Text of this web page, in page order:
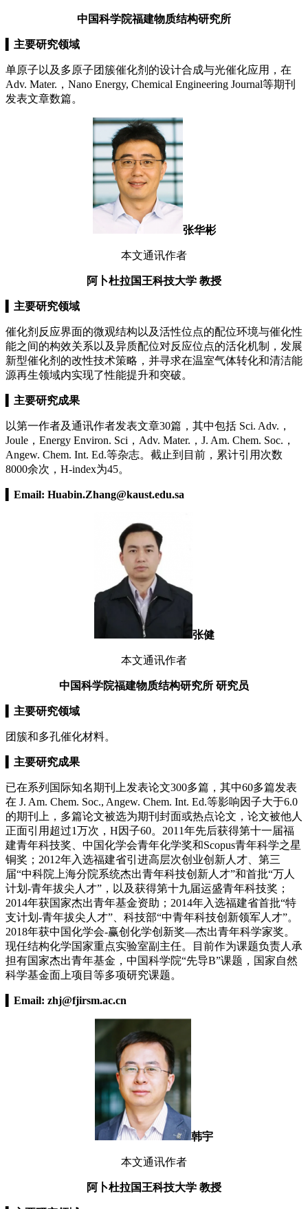
中国科学院福建物质结构研究所
主要研究领域
单原子以及多原子团簇催化剂的设计合成与光催化应用，在
Adv. Mater.，Nano Energy, Chemical Engineering Journal等期刊
发表文章数篇。
张华彬
本文通讯作者
阿卜杜拉国王科技大学 教授
主要研究领域
催化剂反应界面的微观结构以及活性位点的配位环境与催化性
能之间的构效关系以及异质配位对反应位点的活化机制，发展
新型催化剂的改性技术策略，并寻求在温室气体转化和清洁能
源再生领域内实现了性能提升和突破。
主要研究成果
以第一作者及通讯作者发表文章30篇，其中包括 Sci. Adv.，
Joule，Energy Environ. Sci，Adv. Mater.，J. Am. Chem. Soc.，
Angew. Chem. Int. Ed.等杂志。截止到目前，累计引用次数
8000余次，H-index为45。
Email: Huabin.Zhang@kaust.edu.sa
张健
本文通讯作者
中国科学院福建物质结构研究所 研究员
主要研究领域
团簇和多孔催化材料。
主要研究成果
已在系列国际知名期刊上发表论文300多篇，其中60多篇发表
在 J. Am. Chem. Soc., Angew. Chem. Int. Ed.等影响因子大于6.0
的期刊上，多篇论文被选为期刊封面或热点论文，论文被他人
正面引用超过1万次，H因子60。2011年先后获得第十一届福
建青年科技奖、中国化学会青年化学奖和Scopus青年科学之星
铜奖；2012年入选福建省引进高层次创业创新人才、第三
届“中科院上海分院系统杰出青年科技创新人才”和首批“万人
计划-青年拔尖人才”，以及获得第十九届运盛青年科技奖；
2014年获国家杰出青年基金资助；2014年入选福建省首批“特
支计划-青年拔尖人才”、科技部“中青年科技创新领军人才”。
2018年获中国化学会-赢创化学创新奖—杰出青年科学家奖。
现任结构化学国家重点实验室副主任。目前作为课题负责人承
担有国家杰出青年基金，中国科学院“先导B”课题，国家自然
科学基金面上项目等多项研究课题。
Email: zhj@fjirsm.ac.cn
韩宇
本文通讯作者
阿卜杜拉国王科技大学 教授